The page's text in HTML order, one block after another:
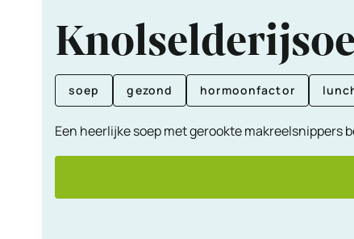
soep gezond hormoonfactor
Een heerlijke soep met gerookte makreelsnippers